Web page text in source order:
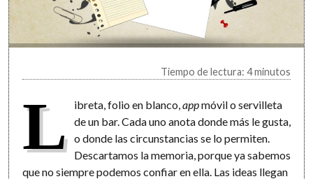
Tiempo de lectura: 4 minutos
L ibreta, folio en blanco, appmóvil o servilleta
de un bar. Cada uno anota donde más le gusta,
o donde las circunstancias se lo permiten.
Descartamos la memoria, porque ya sabemos
que no siempre podemos confiar en ella. Las ideas llegan